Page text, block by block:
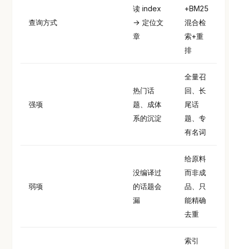
查询方式
读 index
→ 定位文
章
+BM25
混合检
索+重
排
强项
热门话
题、成体
系的沉淀
全量召
回、长
尾话
题、专
有名词
弱项
没编译过
的话题会
漏
给原料
而非成
品、只
能精确
去重
索引